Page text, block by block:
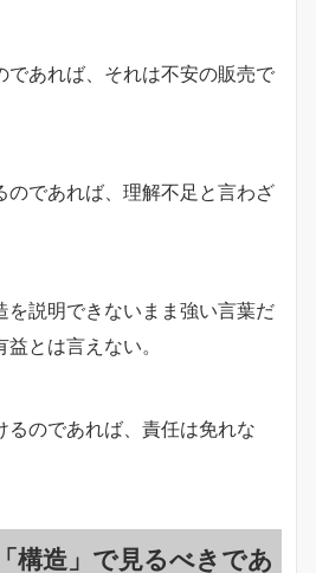
であれば、それは不安の販売で
のであれば、理解不足と言わざ
を説明できないまま強い言葉だ
とは言えない。
るのであれば、責任は免れな
構造」で見るべきであ